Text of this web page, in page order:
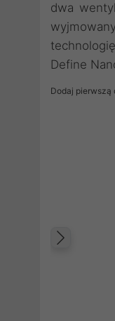
dwa
Define
Dodaj pierwszą